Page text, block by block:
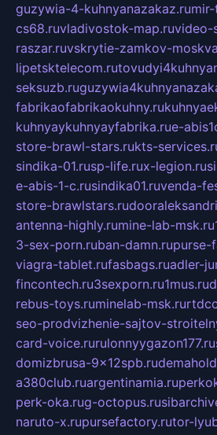
guzywia-4-kuhnyanazakaz.ru
cs68.ruvladivostok-map.ruvideo-
raszar.ruvskrytie-zamkov-
lipetsktelecom.ru
seksuzb.ru
fabrikaofabrikaokuhny.ru
kuhnyaykuhnyayfabrika.rue-
store-brawl-stars.rukts-
sindika-01.rusp-life.rux-legion.ru
e-abis-1-c.rusindika01.ruvenda-
store-brawlstars.ru
antenna-highly.rumine-lab-msk.ru
3-sex-porn.ruban-damn.rupurse-
viagra-tablet.rufasbags.ruadler-
fincontech.ru3sexporn.ru1mus.ru
rebus-toys.ruminelab-msk.ru
seo-prodvizhenie-sajtov-
card-voice.rurulonnyygazon177.ru
domizbrusa-9x12spb.ru
a380club.ruargentinamia.ru
perk-oka.rug-octopus.ru
naruto-x.rupursefactory.rutor-